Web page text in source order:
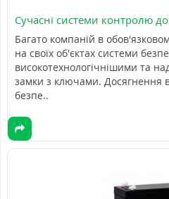
Сучасні системи контролю
Багато компаній в
на своїх об'єктах системи
високотехнологічнішими та
замки з ключами. Досягнення в
безпе..